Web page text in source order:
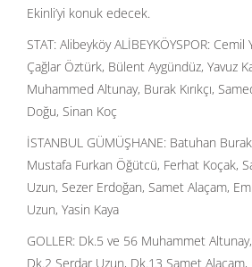
Ekinli’yi konuk edecek.
STAT: Alibeyköy ALİBEYKÖYSPOR:
Çağlar Öztürk, Bülent Aygündüz, Yavuz
Muhammed Altunay, Burak Kırıkçı,
Doğu, Sinan Koç
İSTANBUL GÜMÜŞHANE: Batuhan
Mustafa Furkan Öğütcü, Ferhat Koçak,
Uzun, Sezer Erdoğan, Samet Alaçam,
Uzun, Yasin Kaya
GOLLER: Dk.5 ve 56 Muhammet
Dk.2 Serdar Uzun, Dk.13 Samet Alaçam,